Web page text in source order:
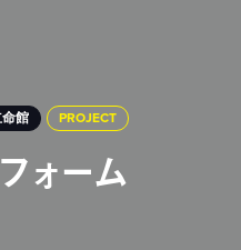
館 PROJECT
ォーム